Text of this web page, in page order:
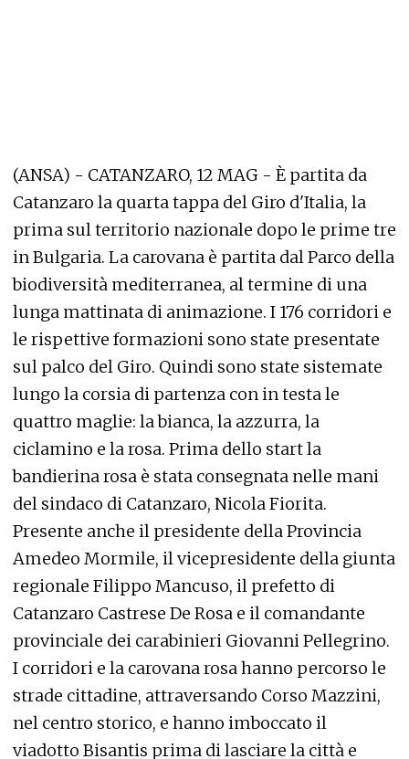
(ANSA) - CATANZARO, 12 MAG - È partita da
Catanzaro la quarta tappa del Giro d'Italia, la
prima sul territorio nazionale dopo le prime tre
in Bulgaria. La carovana è partita dal Parco della
biodiversità mediterranea, al termine di una
lunga mattinata di animazione. I 176 corridori e
le rispettive formazioni sono state presentate
sul palco del Giro. Quindi sono state sistemate
lungo la corsia di partenza con in testa le
quattro maglie: la bianca, la azzurra, la
ciclamino e la rosa. Prima dello start la
bandierina rosa è stata consegnata nelle mani
del sindaco di Catanzaro, Nicola Fiorita.
Presente anche il presidente della Provincia
Amedeo Mormile, il vicepresidente della giunta
regionale Filippo Mancuso, il prefetto di
Catanzaro Castrese De Rosa e il comandante
provinciale dei carabinieri Giovanni Pellegrino.
I corridori e la carovana rosa hanno percorso le
strade cittadine, attraversando Corso Mazzini,
nel centro storico, e hanno imboccato il
viadotto Bisantis prima di lasciare la città e